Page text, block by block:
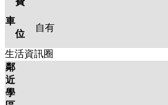
車
位
自有
生活資訊圈
鄰
近
學